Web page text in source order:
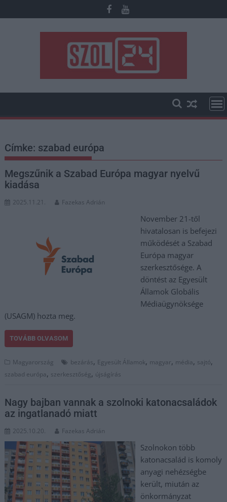
to
Címke: szabad európa
Megszűnik a Szabad Európa magyar nyelvű
kiadása
2025.11.21. Fazekas Adrián
November 21-től
hivatalosan is befejezi
működését a Szabad
Európa magyar
szerkesztősége. A
döntést az Egyesült
Államok Globális
Médiaügynöksége
(USAGM) hozta meg.
TOVÁBB OLVASOM
Magyarország bezárás, Egyesült Államok, magyar, média, sajtó,
szabad európa, szerkesztőség, újságírás
Nagy bajban vannak a szolnoki katonacsaládok
az ingatlanadó miatt
2025.10.20. Fazekas Adrián
Szolnokon több
katonacsalád is komoly
anyagi nehézségbe
került, miután az
önkormányzat